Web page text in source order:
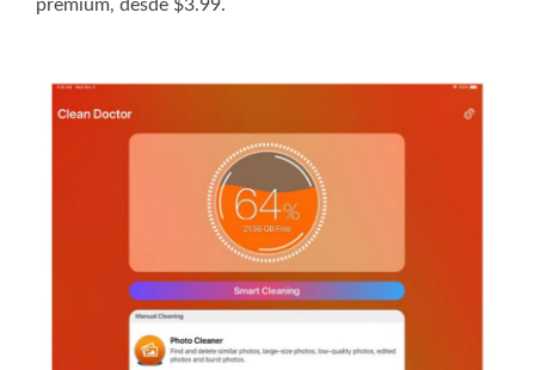
premium, desde $3.99.